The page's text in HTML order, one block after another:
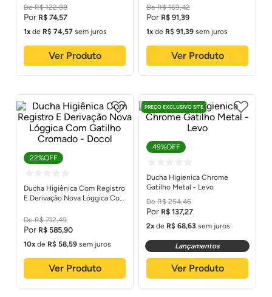
R$ 122,88
R$ 74,57
1
de R$ 74,57 sem juros
Ver Produto
R$ 169,42
R$ 91,39
1
de R$ 91,39 sem juros
Ver Produto
22%OFF
Ducha Higiênica Com Registro
E Derivação Nova Lóggica Com
R$ 712,49
R$ 585,90
10
de R$ 58,59 sem juros
Ver Produto
49%OFF
Ducha Higienica Chrome
Gatilho Metal - Levo
R$ 254,46
R$ 137,27
2
de R$ 68,63 sem juros
Lançamentos
PREÇO EXCLUSIVO SITE
Ver Produto